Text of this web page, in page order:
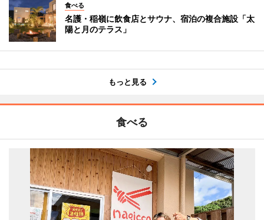
食べる
名護・稲嶺に飲食店とサウナ、宿泊の複合施設「太
陽と月のテラス」
もっと見る
食べる